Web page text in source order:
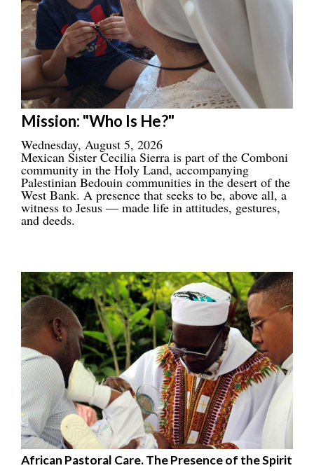
Mission: "Who Is He?"
Wednesday, August 5, 2026
Mexican Sister Cecilia Sierra is part of the Comboni
community in the Holy Land, accompanying
Palestinian Bedouin communities in the desert of the
West Bank. A presence that seeks to be, above all, a
witness to Jesus — made life in attitudes, gestures,
and deeds.
African Pastoral Care. The Presence of the Spirit